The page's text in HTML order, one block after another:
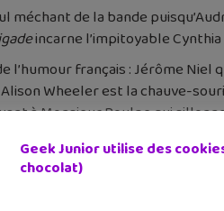
méchant de la bande
incarne l’impitoyable
l’humour français : Jérôme
Wheeler est la chauve-
à Monsieur Poulpe qui
de France, Anne-Claire
Geek Junior utilise des
chocolat)